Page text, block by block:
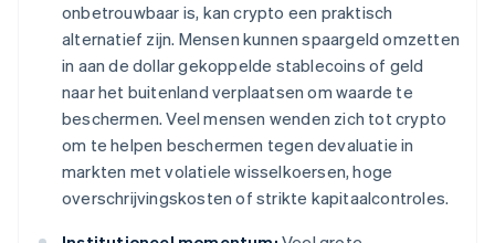
onbetrouwbaar is, kan crypto een praktisch
alternatief zijn. Mensen kunnen spaargeld omzetten
in aan de dollar gekoppelde stablecoins of geld
naar het buitenland verplaatsen om waarde te
beschermen. Veel mensen wenden zich tot crypto
om te helpen beschermen tegen devaluatie in
markten met volatiele wisselkoersen, hoge
overschrijvingskosten of strikte kapitaalcontroles.